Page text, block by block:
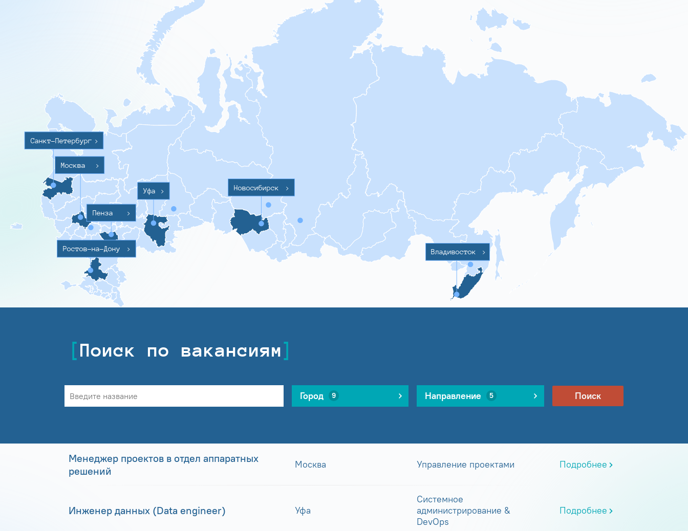
Санкт-Петербург >
Москва >
Ростов-на-Дону >
Пенза >
Уфа > Новосибирск >
Владивосток >
Поиск по вакансиям
Город 9 Направление 5 Поиск
Менеджер проектов в отдел аппаратных
решений
Москва Управление проектами Подробнее
Инженер данных (Data engineer) Уфа
Системное
администрирование &
DevOps
Подробнее